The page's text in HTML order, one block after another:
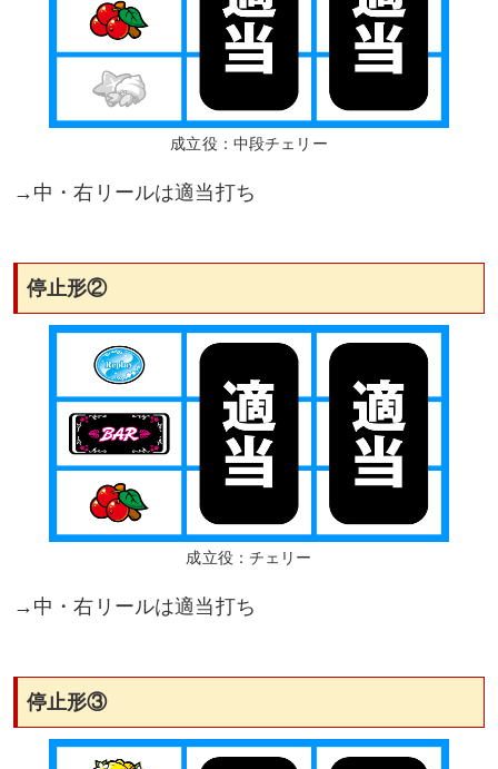
成立役：中段チェリー
→中・右リールは適当打ち
停止形②
成立役：チェリー
→中・右リールは適当打ち
停止形③